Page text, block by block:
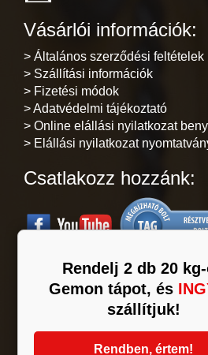
Rendelj 2 db 20
Gemon tápot, és
szállítjuk!
Rendben, értem!
Vásárlói információk:
> Általános szerződési feltételek
> Szállítási információk
> Fizetési módok
> Adatvédelmi tájékoztató
> Online elállási nyilatkozat
> Elállási nyilatkozat
Csatlakozz hozzánk:
Árukereső.hu